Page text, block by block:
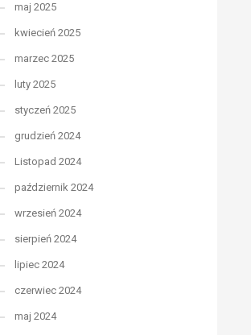
maj 2025
kwiecień 2025
marzec 2025
luty 2025
styczeń 2025
grudzień 2024
Listopad 2024
październik 2024
wrzesień 2024
sierpień 2024
lipiec 2024
czerwiec 2024
maj 2024